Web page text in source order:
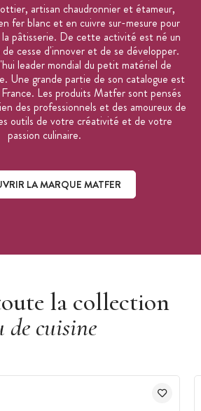
artisan chaudronnier et étameur,
fer blanc et en cuivre sur-mesure pour
pâtisserie. De cette activité est né un
de cesse d'innover et de se développer.
leader mondial du petit matériel de
Une grande partie de son catalogue est
Les produits Matfer sont pensés
des professionnels et des amoureux de
outils de votre créativité et de votre
passion culinaire.
LA MARQUE MATFER
la collection
de cuisine